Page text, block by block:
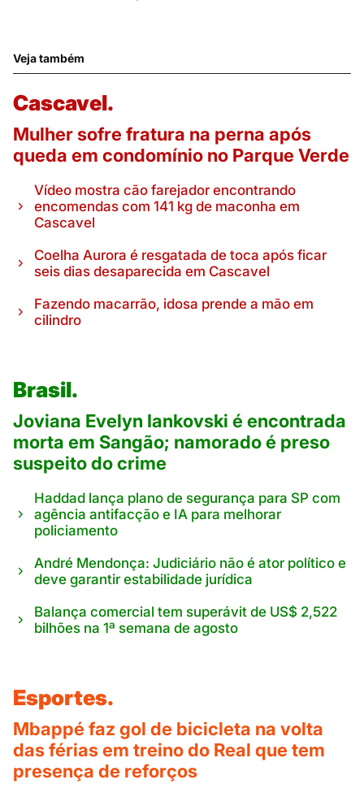
Veja também
Cascavel.
Mulher sofre fratura na perna após
queda em condomínio no Parque Verde
Vídeo mostra cão farejador encontrando
encomendas com 141 kg de maconha em
Cascavel
Coelha Aurora é resgatada de toca após ficar
seis dias desaparecida em Cascavel
Fazendo macarrão, idosa prende a mão em
cilindro
Brasil.
Joviana Evelyn Iankovski é encontrada
morta em Sangão; namorado é preso
suspeito do crime
Haddad lança plano de segurança para SP com
agência antifacção e IA para melhorar
policiamento
André Mendonça: Judiciário não é ator político e
deve garantir estabilidade jurídica
Balança comercial tem superávit de US$ 2,522
bilhões na 1ª semana de agosto
Esportes.
Mbappé faz gol de bicicleta na volta
das férias em treino do Real que tem
presença de reforços